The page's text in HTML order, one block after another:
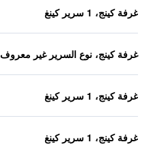
غرفة كينج، 1 سرير كينغ
غرفة كينج، نوع السرير غير معروف
غرفة كينج، 1 سرير كينغ
غرفة كينج، 1 سرير كينغ